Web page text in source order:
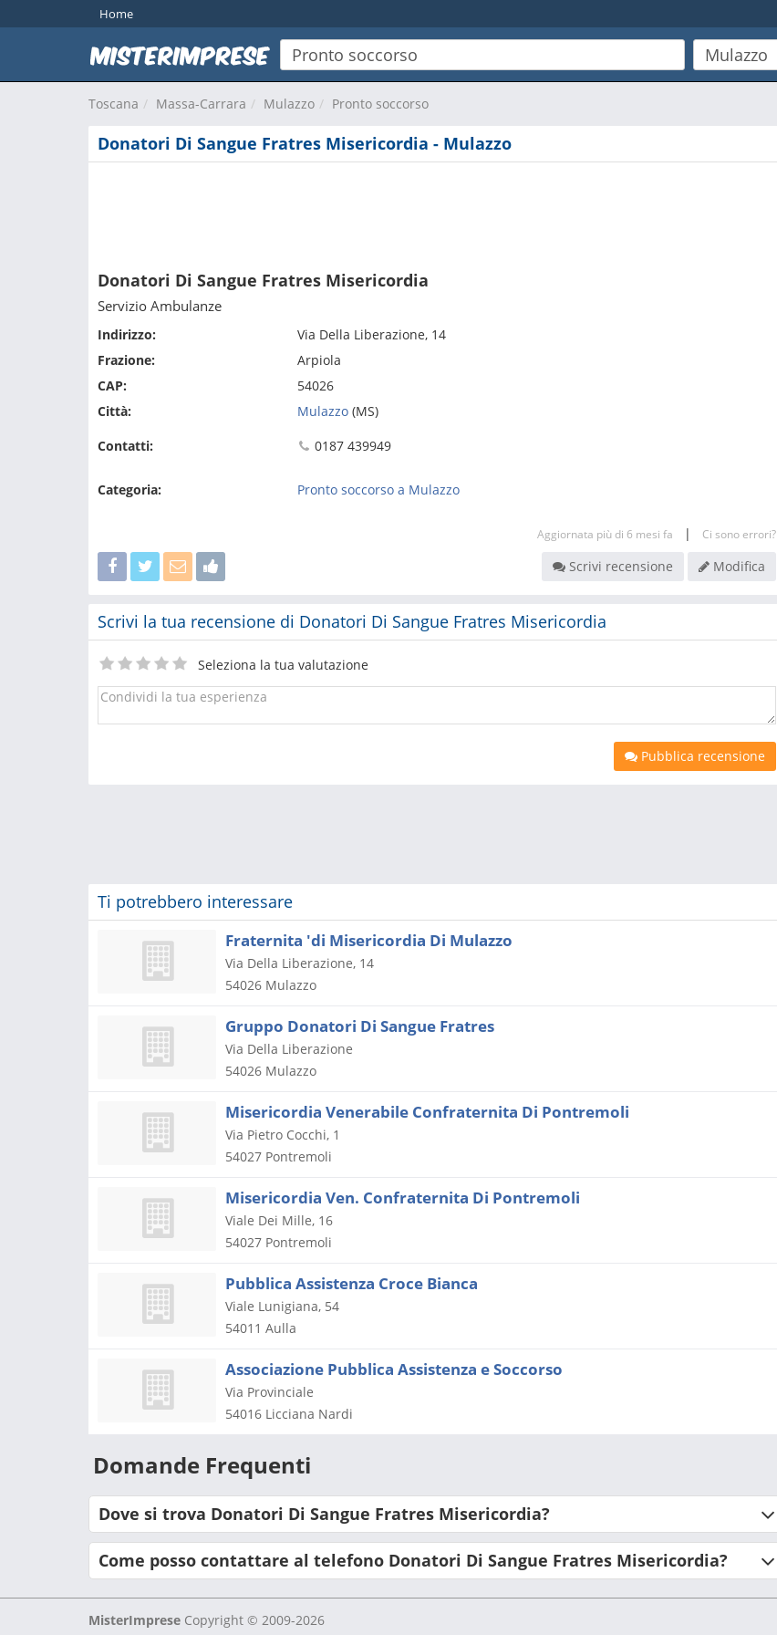
Home
Toscana Massa-Carrara Mulazzo Pronto soccorso
Donatori Di Sangue Fratres Misericordia - Mulazzo
Donatori Di Sangue Fratres Misericordia
Servizio Ambulanze
Indirizzo:
Via Della Liberazione, 14
Frazione:
Arpiola
CAP:
54026
Città:
Mulazzo(MS)
Contatti:
0187 439949
Categoria: Pronto soccorso a Mulazzo
Aggiornata più di 6 mesi fa | Ci sono errori?
Scrivi recensione Modifica
Scrivi la tua recensione di Donatori Di Sangue Fratres Misericordia
Seleziona la tua valutazione
Pubblica recensione
Ti potrebbero interessare
Fraternita 'di Misericordia Di Mulazzo
Via Della Liberazione, 14
54026 Mulazzo
Gruppo Donatori Di Sangue Fratres
Via Della Liberazione
54026 Mulazzo
Misericordia Venerabile Confraternita Di Pontremoli
Via Pietro Cocchi, 1
54027 Pontremoli
Misericordia Ven. Confraternita Di Pontremoli
Viale Dei Mille, 16
54027 Pontremoli
Pubblica Assistenza Croce Bianca
Viale Lunigiana, 54
54011 Aulla
Associazione Pubblica Assistenza e Soccorso
Via Provinciale
54016 Licciana Nardi
Domande Frequenti
Dove si trova Donatori Di Sangue Fratres Misericordia?
Come posso contattare al telefono Donatori Di Sangue Fratres Misericordia?
MisterImprese Copyright © 2009-2026